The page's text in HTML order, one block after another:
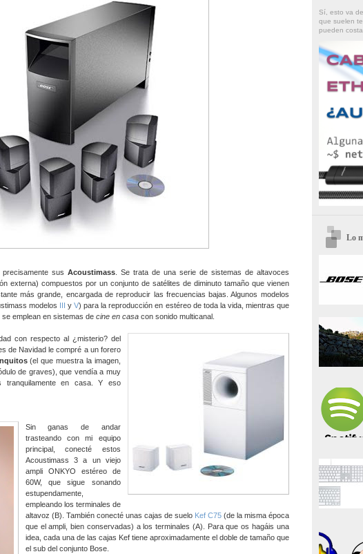
sus Acoustimass. Se trata de una serie de sistemas de altavoces
externa) compuestos por un conjunto de satélites de diminuto tamaño que vienen
más grande, encargada de reproducir las frecuencias bajas. Algunos modelos
modelos
yV) para la reproducción en estéreo de toda la vida, mientras que
emplean en sistemas de cine en casacon sonido multicanal.
con respecto al ¿misterio? del
de Navidad le compré a un forero
(el que muestra la imagen,
de graves), que vendía a muy
tranquilamente en casa. Y eso
Sin ganas de andar
trasteando con mi equipo
principal, conecté estos
Acoustimass 3 a un viejo
ampli ONKYO estéreo de
60W, que sigue sonando
estupendamente,
empleando los terminales de
altavoz (B). También conecté unas cajas de suelo Kef C75(de la misma época
que el ampli, bien conservadas) a los terminales (A). Para que os hagáis una
idea, cada una de las cajas Kef tiene aproximadamente el doble de tamaño que
el sub del conjunto Bose.
Sí, esto va
que suelen
pueden
Lo